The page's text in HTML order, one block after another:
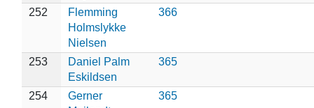
252
Flemming
Holmslykke
Nielsen
366
253
Daniel Palm
Eskildsen
365
254
Gerner
365